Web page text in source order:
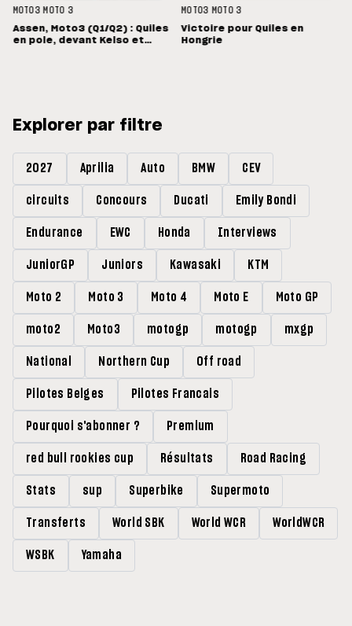
MOTO3 MOTO 3
Assen, Moto3 (Q1/Q2) : Quiles
en pole, devant Kelso et
MOTO3 MOTO 3
Victoire pour Quiles en
Hongrie
Explorer par filtre
2027 Aprilia Auto BMW CEV
circuits Concours Ducati Emily Bondi
Endurance EWC Honda Interviews
JuniorGP Juniors Kawasaki KTM
Moto 2 Moto 3 Moto 4 Moto E Moto GP
moto2 Moto3 motogp motogp mxgp
National Northern Cup Off road
Pilotes Belges Pilotes Francais
Pourquoi s'abonner ? Premium
red bull rookies cup Résultats Road Racing
Stats sup Superbike Supermoto
Transferts World SBK World WCR WorldWCR
WSBK Yamaha